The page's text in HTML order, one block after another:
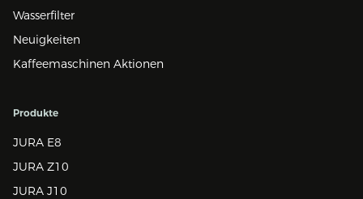
Wasserfilter
Neuigkeiten
Kaffeemaschinen Aktionen
Produkte
JURA E8
JURA Z10
JURA J10